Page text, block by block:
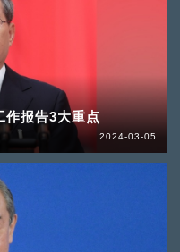
作报告3大重点
2024-03-05